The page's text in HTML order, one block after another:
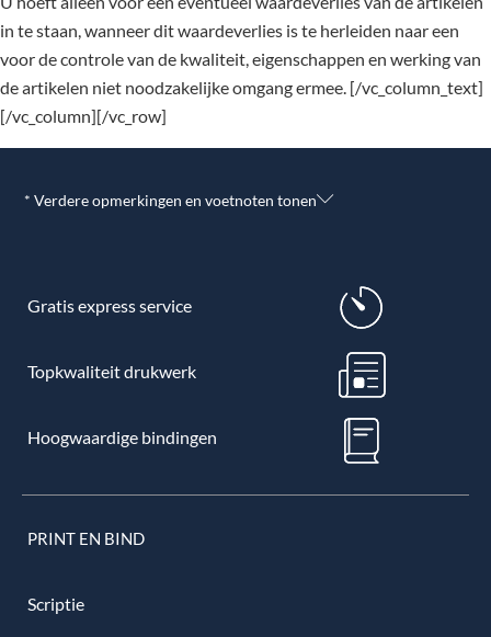
in te staan, wanneer dit waardeverlies is te herleiden naar een
voor de controle van de kwaliteit, eigenschappen en werking van
de artikelen niet noodzakelijke omgang ermee. [/vc_column_text]
[/vc_column][/vc_row]
* Verdere opmerkingen en voetnoten tonen
Gratis express service
Topkwaliteit drukwerk
Hoogwaardige bindingen
PRINT EN BIND
Scriptie